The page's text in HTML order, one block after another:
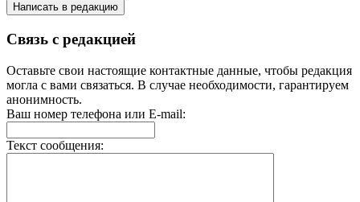
Написать в редакцию
Связь с редакцией
Оставьте свои настоящие контактные данные, чтобы редакция
могла с вами связаться. В случае необходимости, гарантируем
анонимность.
Ваш номер телефона или E-mail:
Текст сообщения: